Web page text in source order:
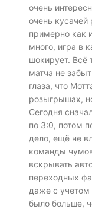
очень
очень
примерно как
много, игра в
шокирует. Всё
матча не
глаза, что
розыгрышах,
Сегодня
по 3:0, потом
дело, ещё не
команды
вскрывать
переходных
даже с учетом
было больше,